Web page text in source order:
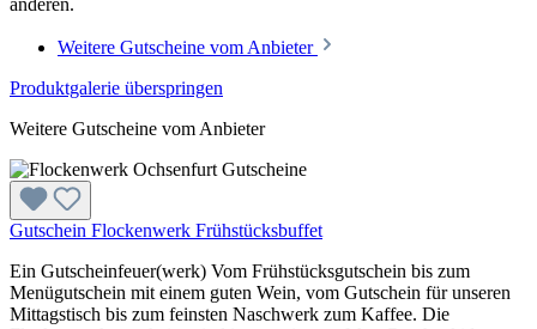
anderen.
Weitere Gutscheine vom Anbieter
Produktgalerie überspringen
Weitere Gutscheine vom Anbieter
Gutschein Flockenwerk Frühstücksbuffet
Ein Gutscheinfeuer(werk) Vom Frühstücksgutschein bis zum
Menügutschein mit einem guten Wein, vom Gutschein für unseren
Mittagstisch bis zum feinsten Naschwerk zum Kaffee. Die